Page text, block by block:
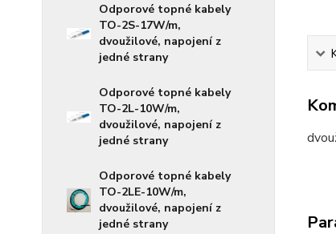
Odporové topné kabely
TO-2S-17W/m,
dvoužilové, napojení z
jedné strany
Odporové topné kabely
TO-2L-10W/m,
dvoužilové, napojení z
jedné strany
Odporové topné kabely
TO-2LE-10W/m,
dvoužilové, napojení z
jedné strany